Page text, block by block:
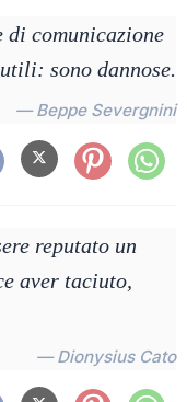
comunicazione
sono dannose.
— Beppe Severgnini
reputato un
aver taciuto,
— Dionysius Cato